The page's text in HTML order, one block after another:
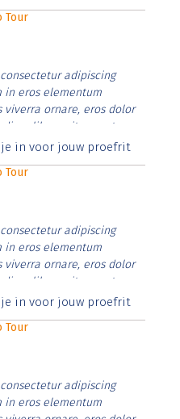
Tour
adipiscing
in eros elementum
viverra ornare, eros dolor
libero vitae erat.
cursus id rutrum lorem
in voor jouw proefrit
Tour
adipiscing
in eros elementum
viverra ornare, eros dolor
libero vitae erat.
cursus id rutrum lorem
in voor jouw proefrit
Tour
adipiscing
in eros elementum